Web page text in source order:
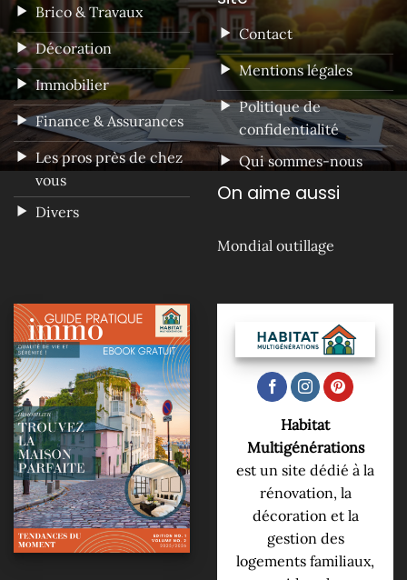
Brico & Travaux
Décoration
Immobilier
Finance & Assurances
Les pros près de chez
vous
Divers
Contact
Mentions légales
Politique de
confidentialité
Qui sommes-nous
On aime aussi
Mondial outillage
Habitat
Multigénérations
est un site dédié à la
rénovation, la
décoration et la
gestion des
logements familiaux,